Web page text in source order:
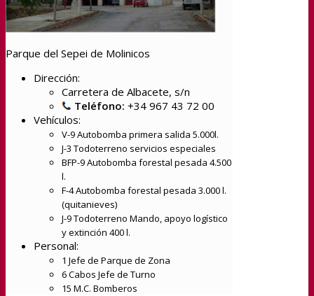
Parque del Sepei de Molinicos
Dirección:
Carretera de Albacete, s/n
Teléfono: +34 967 43 72 00
Vehículos:
V-9 Autobomba primera salida 5.000l.
J-3 Todoterreno servicios especiales
BFP-9 Autobomba forestal pesada 4.500
l.
F-4 Autobomba forestal pesada 3.000 l.
(quitanieves)
J-9 Todoterreno Mando, apoyo logístico
y extinción 400 l.
Personal:
1 Jefe de Parque de Zona
6 Cabos Jefe de Turno
15 M.C. Bomberos